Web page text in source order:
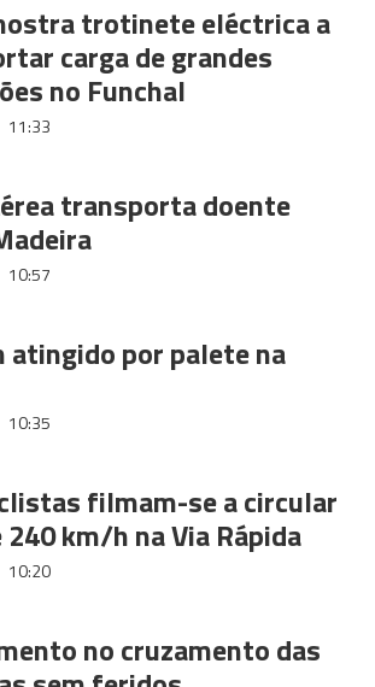
trotinete eléctrica a
carga de grandes
no Funchal
11:33
transporta doente
10:57
atingido por palete na
10:35
filmam-se a circular
240 km/h na Via Rápida
10:20
no cruzamento das